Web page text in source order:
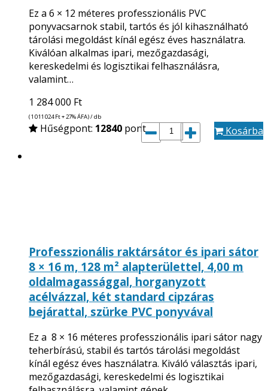
Ez a 6 × 12 méteres professzionális PVC
ponyvacsarnok stabil, tartós és jól kihasználható
tárolási megoldást kínál egész éves használatra.
Kiválóan alkalmas ipari, mezőgazdasági,
kereskedelmi és logisztikai felhasználásra,
valamint…
1 284 000 Ft
(1 011 024Ft+ 27% ÁFA) / db
Hűségpont: 12840 pont Kosárba
Professzionális raktársátor és ipari sátor
8 × 16 m, 128 m² alapterülettel, 4,00 m
oldalmagassággal, horganyzott
acélvázzal, két standard cipzáras
bejárattal, szürke PVC ponyvával
Ez a 8 × 16 méteres professzionális ipari sátor nagy
teherbírású, stabil és tartós tárolási megoldást
kínál egész éves használatra. Kiváló választás ipari,
mezőgazdasági, kereskedelmi és logisztikai